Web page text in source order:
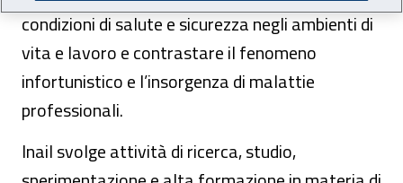
condizioni di salute e sicurezza negli ambienti di
vita e lavoro e contrastare il fenomeno
infortunistico e l’insorgenza di malattie
professionali.
Inail svolge attività di ricerca, studio,